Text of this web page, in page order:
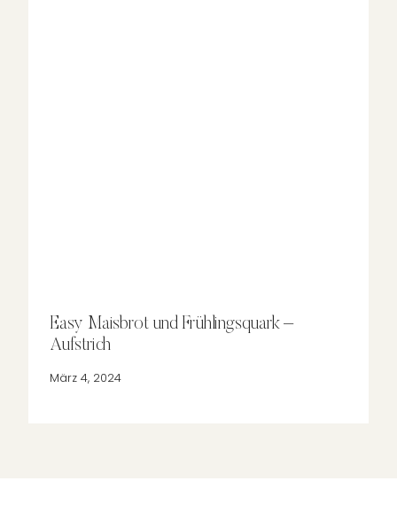
Easy Maisbrot und Frühlingsquark –
Aufstrich
März 4, 2024